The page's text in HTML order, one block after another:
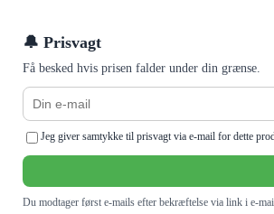
🔔 Prisvagt
Få besked hvis prisen falder under din grænse.
Jeg giver samtykke til prisvagt via e-mail for dette
Du modtager først e-mails efter bekræftelse via link i e-